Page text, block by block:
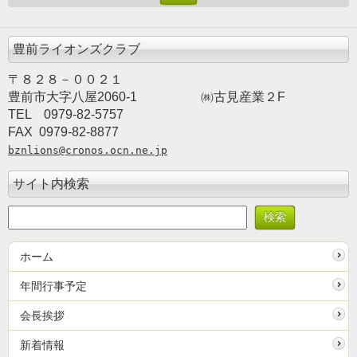
豊前ライオンズクラブ
〒８２８－００２１
豊前市大字八屋2060-1 ㈱古見産業２F
TEL　0979-82-5757
FAX  0979-82-8877
bznlions@cronos.ocn.ne.jp
サイト内検索
ホーム
年間行事予定
会長挨拶
新着情報